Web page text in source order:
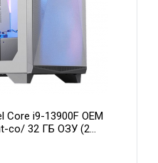
i9-13900F OEM
co/ 32 ГБ ОЗУ (2
OC 16GB GDDR7